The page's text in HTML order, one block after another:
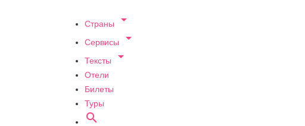
Страны 
Сервисы 
Тексты 
Отели
Билеты
Туры
